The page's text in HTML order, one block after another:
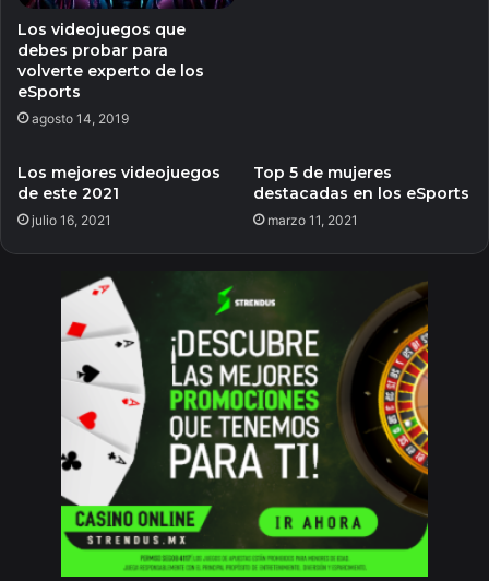
Los videojuegos que
debes probar para
volverte experto de los
eSports
agosto 14, 2019
Los mejores videojuegos
de este 2021
julio 16, 2021
Top 5 de mujeres
destacadas en los eSports
marzo 11, 2021